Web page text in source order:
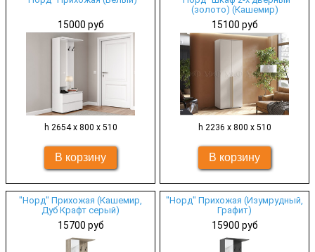
15000 руб
h 2654 х 800 х 510
(золото) (Кашемир)
15100 руб
h 2236 х 800 х 510
"Норд" Прихожая (Кашемир,
Дуб Крафт серый)
15700 руб
"Норд" Прихожая (Изумрудный,
Графит)
15900 руб